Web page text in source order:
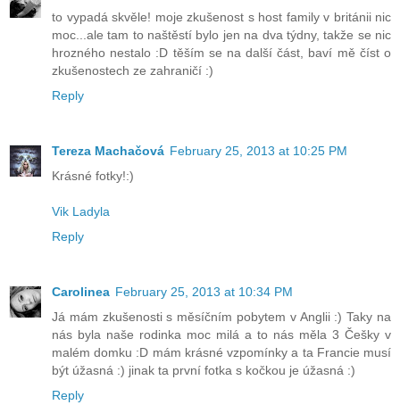
to vypadá skvěle! moje zkušenost s host family v británii nic
moc...ale tam to naštěstí bylo jen na dva týdny, takže se nic
hrozného nestalo :D těším se na další část, baví mě číst o
zkušenostech ze zahraničí :)
Reply
Tereza Machačová February 25, 2013 at 10:25 PM
Krásné fotky!:)
Vik Ladyla
Reply
Carolinea February 25, 2013 at 10:34 PM
Já mám zkušenosti s měsíčním pobytem v Anglii :) Taky na
nás byla naše rodinka moc milá a to nás měla 3 Češky v
malém domku :D mám krásné vzpomínky a ta Francie musí
být úžasná :) jinak ta první fotka s kočkou je úžasná :)
Reply